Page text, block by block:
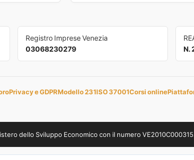
Registro Imprese Venezia
03068230279
N.
Privacy e GDPRModello 231ISO 37001Corsi online
dello Sviluppo Economico con il numero